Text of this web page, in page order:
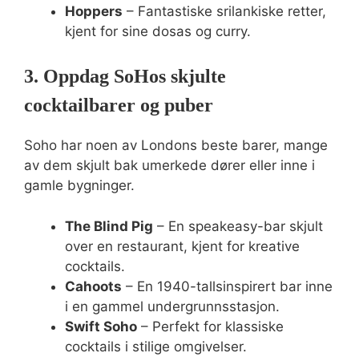
Hoppers – Fantastiske srilankiske retter,
kjent for sine dosas og curry.
3. Oppdag SoHos skjulte
cocktailbarer og puber
Soho har noen av Londons beste barer, mange
av dem skjult bak umerkede dører eller inne i
gamle bygninger.
The Blind Pig – En speakeasy-bar skjult
over en restaurant, kjent for kreative
cocktails.
Cahoots – En 1940-tallsinspirert bar inne
i en gammel undergrunnsstasjon.
Swift Soho – Perfekt for klassiske
cocktails i stilige omgivelser.